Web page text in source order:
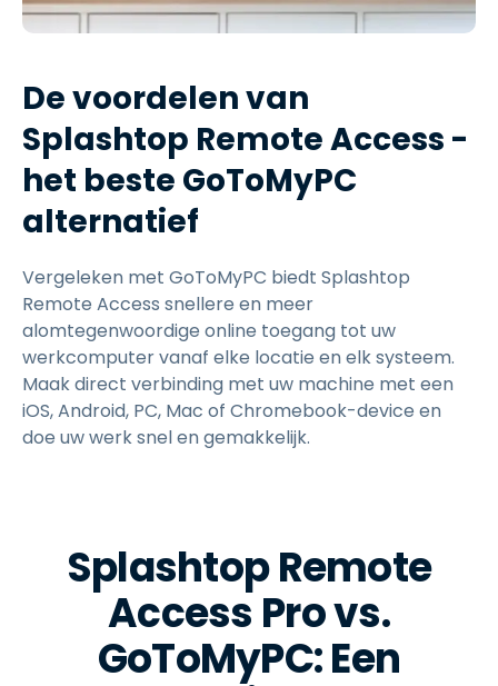
De voordelen van
Splashtop Remote Access -
het beste GoToMyPC
alternatief
Vergeleken met GoToMyPC biedt Splashtop
Remote Access snellere en meer
alomtegenwoordige online toegang tot uw
werkcomputer vanaf elke locatie en elk systeem.
Maak direct verbinding met uw machine met een
iOS, Android, PC, Mac of Chromebook-device en
doe uw werk snel en gemakkelijk.
Splashtop Remote
Access Pro vs.
GoToMyPC: Een